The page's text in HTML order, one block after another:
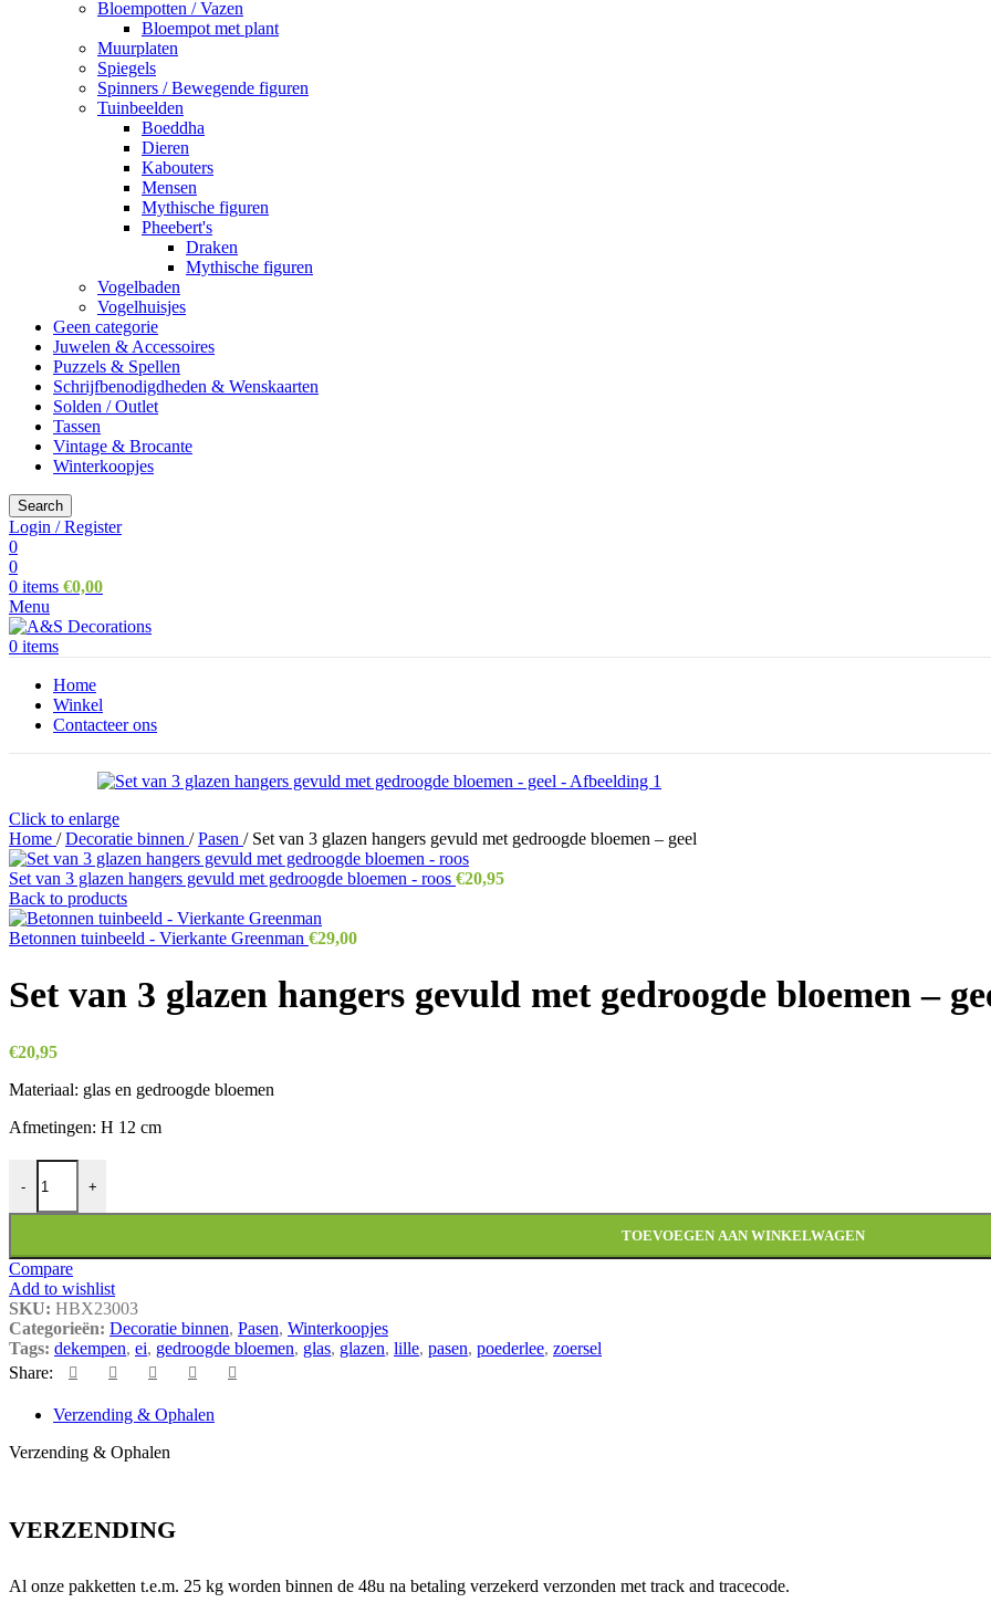
Bloempotten / Vazen
Bloempot met plant
Muurplaten
Spiegels
Spinners / Bewegende figuren
Tuinbeelden
Boeddha
Dieren
Kabouters
Mensen
Mythische figuren
Pheebert's
Draken
Mythische figuren
Vogelbaden
Vogelhuisjes
Geen categorie
Juwelen & Accessoires
Puzzels & Spellen
Schrijfbenodigdheden & Wenskaarten
Solden / Outlet
Tassen
Vintage & Brocante
Winterkoopjes
Search
Login / Register
0
0
0 items €0,00
Menu
0 items
Home
Winkel
Contacteer ons
Click to enlarge
Home / Decoratie binnen / Pasen / Set van 3 glazen hangers gevuld met gedroogde bloemen – geel
Set van 3 glazen hangers gevuld met gedroogde bloemen - roos €20,95
Back to products
Betonnen tuinbeeld - Vierkante Greenman €29,00
Set van 3 glazen hangers gevuld met gedroogde bloemen –
€20,95
Materiaal: glas en gedroogde bloemen
Afmetingen: H 12 cm
-
Set van 3 glazen hangers gevuld met gedroogde bloemen - geel aantal
+
TOEVOEGEN AAN WINKELWAGEN
Compare
Add to wishlist
SKU: HBX23003
Categorieën: Decoratie binnen, Pasen, Winterkoopjes
Tags: dekempen, ei, gedroogde bloemen, glas, glazen, lille, pasen, poederlee, zoersel
Share:
Verzending & Ophalen
Verzending & Ophalen
VERZENDING
Al onze pakketten t.e.m. 25 kg worden binnen de 48u na betaling verzekerd verzonden met track and tracecode.